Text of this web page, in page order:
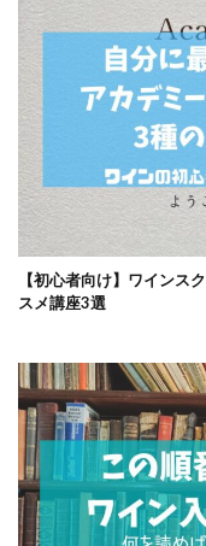
【初心者向け】ワインス
スメ講座3選